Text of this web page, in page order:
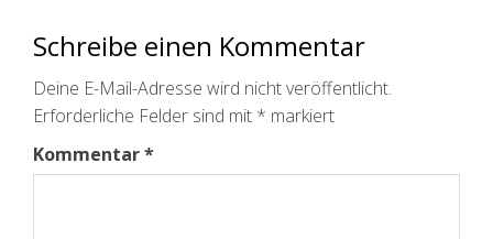
Schreibe einen Kommentar
Deine E-Mail-Adresse wird nicht veröffentlicht.
Erforderliche Felder sind mit * markiert
Kommentar*